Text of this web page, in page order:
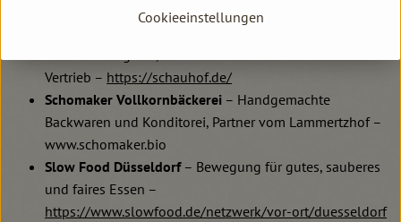
Schulprojekte – www.Santatra.de
Vertrieb – https://schauhof.de/
Schomaker Vollkornbäckerei – Handgemachte
Backwaren und Konditorei, Partner vom Lammertzhof –
www.schomaker.bio
Slow Food Düsseldorf– Bewegung für gutes, sauberes
und faires Essen –
https://www.slowfood.de/netzwerk/vor-ort/duesseldorf
Cookieeinstellungen